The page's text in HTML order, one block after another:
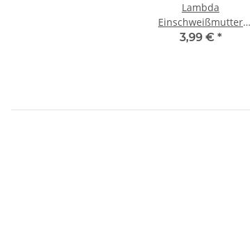
Lambda
Einschweißmutter
M18x1,5mm Edelstahl
3,99 € *